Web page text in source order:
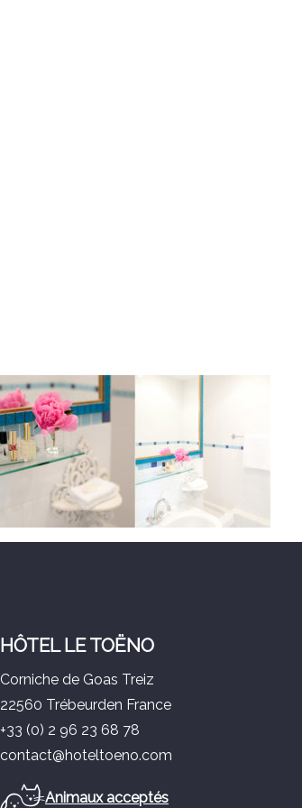
HÔTEL LE TOËNO
Corniche de Goas Treiz
22560 Trébeurden France
+33 (0) 2 96 23 68 78
contact@hoteltoeno.com
Animaux acceptés